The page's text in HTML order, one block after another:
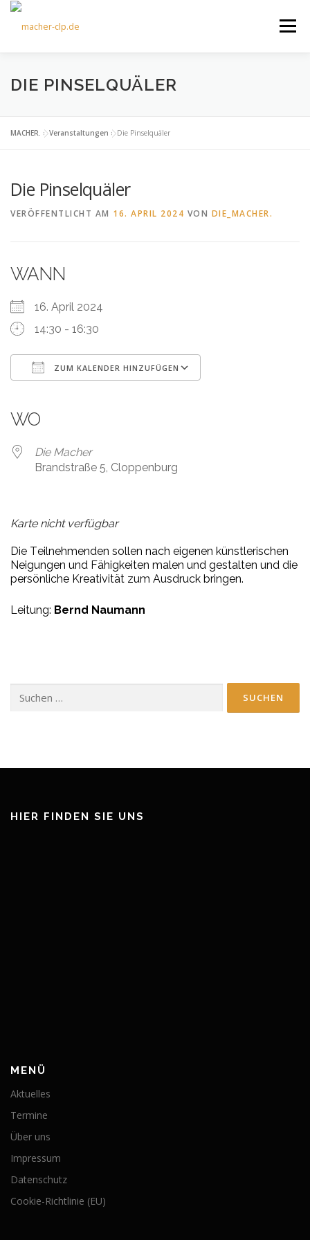
Zum
springen
Menü
ÜBER UNS KULTOURFAHRTEN
TERMINE ANGEBOTE FÖRDERVEREIN
KONTAKT
DIE PINSELQUÄLER
MACHER. »Veranstaltungen »Die Pinselquäler
Die Pinselquäler
VERÖFFENTLICHT AM 16. APRIL 2024 VON DIE_MACHER.
WANN
16. April 2024
14:30 - 16:30
ZUM KALENDER HINZUFÜGEN
WO
Die Macher
Brandstraße 5, Cloppenburg
Karte nicht verfügbar
Die Teilnehmenden sollen nach eigenen künstlerischen
Neigungen und Fähigkeiten malen und gestalten und die
persönliche Kreativität zum Ausdruck bringen.
Leitung: Bernd Naumann
nach:
HIER FINDEN SIE UNS
MENÜ
Aktuelles
Termine
Über uns
Impressum
Datenschutz
Cookie-Richtlinie (EU)